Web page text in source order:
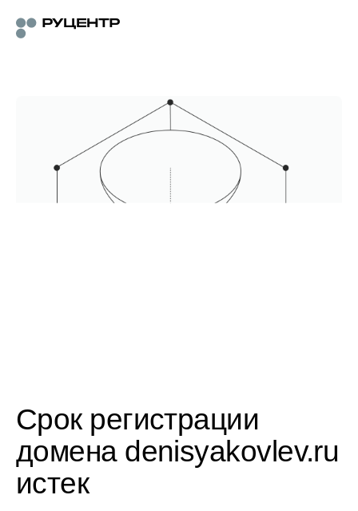
Срок регистрации
домена denisyakovlev.ru
истек